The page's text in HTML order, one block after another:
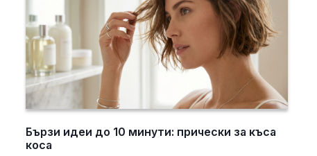
Бързи идеи до 10 минути: прически за къса
коса